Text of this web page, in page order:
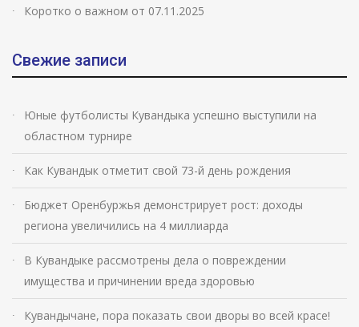
Коротко о важном от 07.11.2025
Свежие записи
Юные футболисты Кувандыка успешно выступили на
областном турнире
Как Кувандык отметит свой 73-й день рождения
Бюджет Оренбуржья демонстрирует рост: доходы
региона увеличились на 4 миллиарда
В Кувандыке рассмотрены дела о повреждении
имущества и причинении вреда здоровью
Кувандычане, пора показать свои дворы во всей красе!